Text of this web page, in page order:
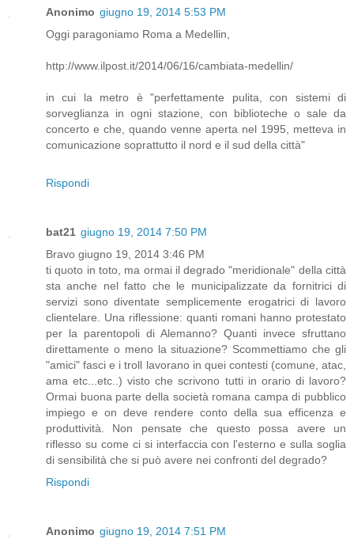
Anonimo giugno 19, 2014 5:53 PM
Oggi paragoniamo Roma a Medellin,
http://www.ilpost.it/2014/06/16/cambiata-medellin/
in cui la metro è "perfettamente pulita, con sistemi di
sorveglianza in ogni stazione, con biblioteche o sale da
concerto e che, quando venne aperta nel 1995, metteva in
comunicazione soprattutto il nord e il sud della città"
Rispondi
bat21 giugno 19, 2014 7:50 PM
Bravo giugno 19, 2014 3:46 PM
ti quoto in toto, ma ormai il degrado "meridionale" della città
sta anche nel fatto che le municipalizzate da fornitrici di
servizi sono diventate semplicemente erogatrici di lavoro
clientelare. Una riflessione: quanti romani hanno protestato
per la parentopoli di Alemanno? Quanti invece sfruttano
direttamente o meno la situazione? Scommettiamo che gli
"amici" fasci e i troll lavorano in quei contesti (comune, atac,
ama etc...etc..) visto che scrivono tutti in orario di lavoro?
Ormai buona parte della società romana campa di pubblico
impiego e on deve rendere conto della sua efficenza e
produttività. Non pensate che questo possa avere un
riflesso su come ci si interfaccia con l'esterno e sulla soglia
di sensibilità che si può avere nei confronti del degrado?
Rispondi
Anonimo giugno 19, 2014 7:51 PM